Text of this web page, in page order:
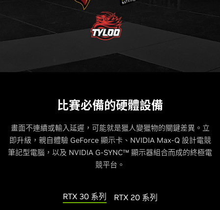
比賽必備的硬體設備
畫面不連續或輸入延遲，可能就是獵人變獵物的關鍵差異。立
即升級，親自體驗 GeForce 顯示卡、NVIDIA Max-Q 設計電競
筆記型電腦，以及 NVIDIA G-SYNC™ 顯示器組合而成的終極電
競平台。
RTX 30 系列 RTX 20 系列